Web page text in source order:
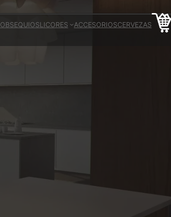
OBSEQUIOSLICORES ACCESORIOSCERVEZAS